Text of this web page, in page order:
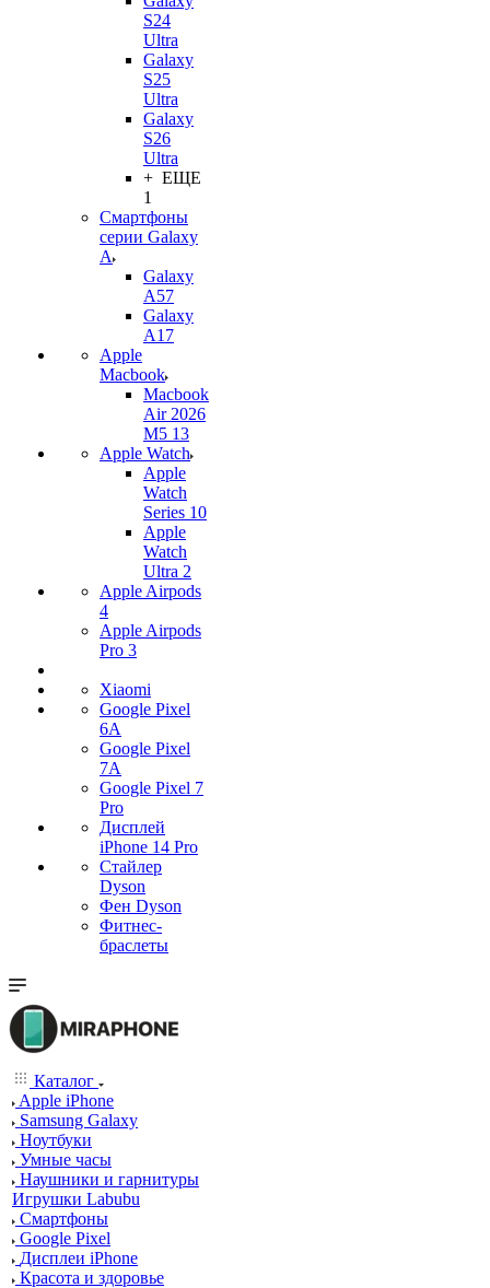
S24
Ultra
Galaxy
S25
Ultra
Galaxy
S26
Ultra
+ ЕЩЕ
1
Смартфоны
серии Galaxy
A
Galaxy
A57
Galaxy
A17
Apple
Macbook
Macbook
Air 2026
M5 13
Apple Watch
Apple
Watch
Series 10
Apple
Watch
Ultra 2
Apple Airpods
4
Apple Airpods
Pro 3
Xiaomi
Google Pixel
6A
Google Pixel
7А
Google Pixel 7
Pro
Дисплей
iPhone 14 Pro
Стайлер
Dyson
Фен Dyson
Фитнес-
браслеты
Каталог
Apple iPhone
Samsung Galaxy
Ноутбуки
Умные часы
Наушники и гарнитуры
Игрушки Labubu
Смартфоны
Google Pixel
Дисплеи iPhone
Красота и здоровье